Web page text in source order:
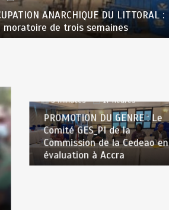
ANARCHIQUE DU LITTORAL :
moratoire de trois semaines
3 minutes
17 heures
PROMOTION DU GENRE : Le
Comité GES_PI de la
Commission de la Cedeao en
évaluation à Accra